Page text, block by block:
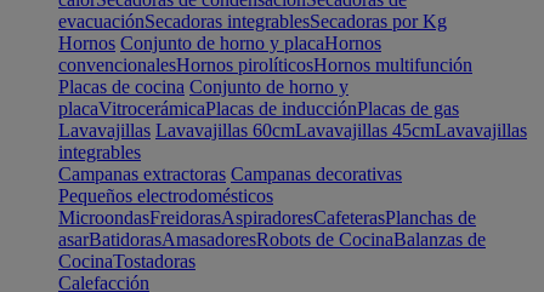
evacuaciónSecadoras integrablesSecadoras por Kg
Hornos Conjunto de horno y placaHornos
convencionalesHornos pirolíticosHornos multifunción
Placas de cocina Conjunto de horno y
placaVitrocerámicaPlacas de inducciónPlacas de gas
Lavavajillas Lavavajillas 60cmLavavajillas 45cmLavavajillas
integrables
Campanas extractoras Campanas decorativas
Pequeños electrodomésticos
MicroondasFreidorasAspiradoresCafeterasPlanchas de
asarBatidorasAmasadoresRobots de CocinaBalanzas de
CocinaTostadoras
Calefacción